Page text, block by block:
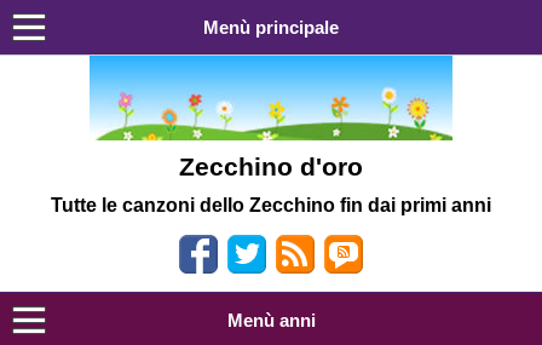
Menù principale
Zecchino d'oro
Tutte le canzoni dello Zecchino fin dai primi anni
Menù anni